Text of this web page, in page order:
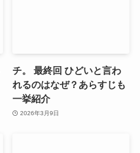
チ。 最終回 ひどいと言わ
れるのはなぜ？あらすじも
一挙紹介
2026年3月9日